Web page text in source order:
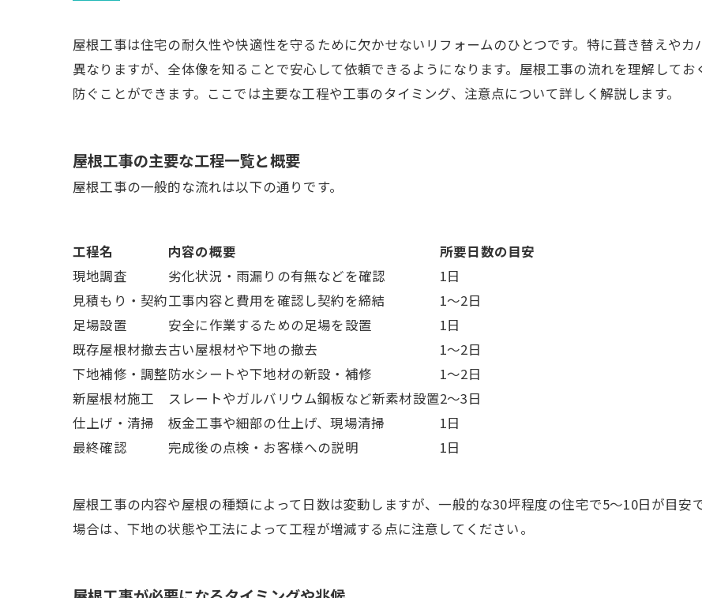
屋根工事は住宅の耐久性や快適性を守るために欠かせないリフォームのひとつです。特に葺き替えや
異なりますが、全体像を知ることで安心して依頼できるようになります。屋根工事の流れを理解して
防ぐことができます。ここでは主要な工程や工事のタイミング、注意点について詳しく解説します。
屋根工事の主要な工程一覧と概要
屋根工事の一般的な流れは以下の通りです。
工程名 内容の概要
所要日数の目安
現地調査
劣化状況・雨漏りの有無などを確認
1日
見積もり・契約工事内容と費用を確認し契約を締結
1～2日
足場設置
安全に作業するための足場を設置
1日
既存屋根材撤去古い屋根材や下地の撤去
1～2日
下地補修・調整防水シートや下地材の新設・補修
1～2日
新屋根材施工
スレートやガルバリウム鋼板など新素材設置2～3日
仕上げ・清掃
板金工事や細部の仕上げ、現場清掃
1日
最終確認
完成後の点検・お客様への説明 1日
屋根工事の内容や屋根の種類によって日数は変動しますが、一般的な30坪程度の住宅で5～10日が目安
場合は、下地の状態や工法によって工程が増減する点に注意してください。